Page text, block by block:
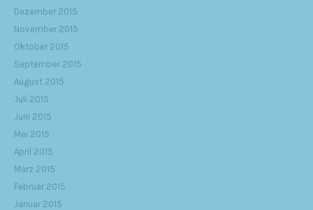
Dezember 2015
November 2015
Oktober 2015
September 2015
August 2015
Juli 2015
Juni 2015
Mai 2015
April 2015
März 2015
Februar 2015
Januar 2015